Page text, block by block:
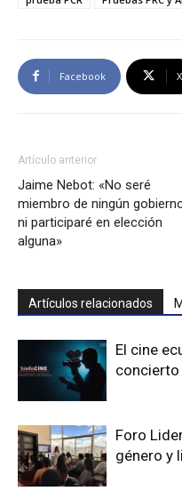
Facebook X
Artículo anterior
Jaime Nebot: «No seré
miembro de ningún
ni participaré en elección
alguna»
Artículos relacionados
El cine
Foro
género y